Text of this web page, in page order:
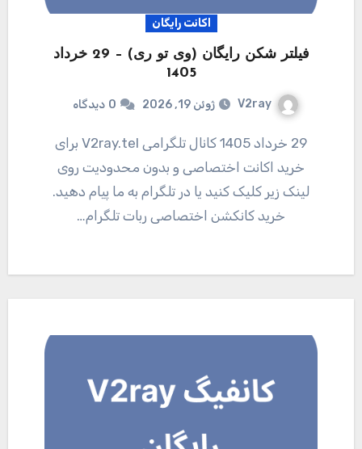
اکانت رایگان
فیلتر شکن رایگان (وی تو ری) – 29 خرداد
1405
V2ray ژوئن 19, 2026 0 دیدگاه
29 خرداد 1405 کانال تلگرامی V2ray.tel برای
خرید اکانت اختصاصی و بدون محدودیت روی
لینک زیر کلیک کنید یا در تلگرام به ما پیام دهید.
خرید کانکشن اختصاصی ربات تلگرام…